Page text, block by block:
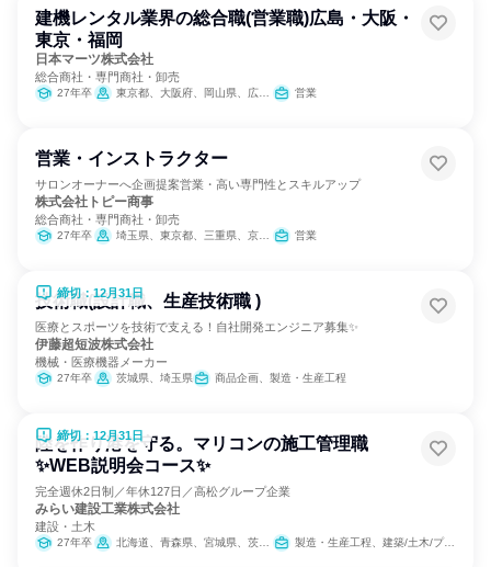
建機レンタル業界の総合職(営業職)広島・大阪・
東京・福岡
日本マーツ株式会社
総合商社・専門商社・卸売
27年卒 東京都、大阪府、岡山県、広島県、山口県、福岡県 営業
営業・インストラクター
サロンオーナーへ企画提案営業・高い専門性とスキルアップ
株式会社トピー商事
総合商社・専門商社・卸売
27年卒 埼玉県、東京都、三重県、京都府、大阪府、兵庫県、沖縄県 営業
締切：12月31日
技術職(設計職、生産技術職 )
医療とスポーツを技術で支える！自社開発エンジニア募集✨
伊藤超短波株式会社
機械・医療機器メーカー
27年卒 茨城県、埼玉県 商品企画、製造・生産工程
締切：12月31日
陸を作り港を守る。マリコンの施工管理職
✨WEB説明会コース✨
完全週休2日制／年休127日／高松グループ企業
みらい建設工業株式会社
建設・土木
27年卒 北海道、青森県、宮城県、茨城県、千葉県、東京都、神奈川県、新潟県、静岡県、愛知県、大阪府、兵庫県、広島県、香川県、福岡県、沖縄県 製造・生産工程、建築/土木/プラント専門職